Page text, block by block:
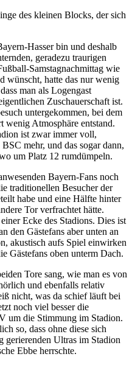
des kleinen Blocks, der sich
Hasser bin und deshalb
geradezu traurigen
Samstagnachmittag wie
wünscht, hatte das nur wenig
man als Logengast
Zuschauerschaft ist.
untergekommen, bei dem
wenig Atmosphäre entstand.
ist zwar immer voll,
mehr, und das sogar dann,
um Platz 12 rumdümpeln.
Bayern-Fans noch
traditionellen Besucher der
habe und eine Hälfte hinter
Tor verfrachtet hätte.
Ecke des Stadions. Dies ist
den Gästefans aber unten an
akustisch aufs Spiel einwirken
Gästefans oben unterm Dach.
Tore sang, wie man es von
und ebenfalls relativ
nicht, was da schief läuft bei
noch viel besser die
um die Stimmung im Stadion.
so, dass ohne diese sich
gerierenden Ultras im Stadion
Ebbe herrschte.